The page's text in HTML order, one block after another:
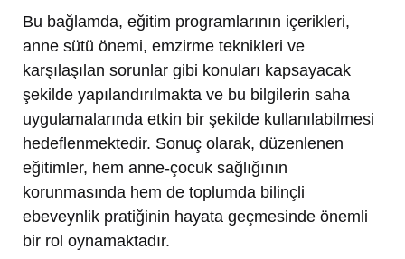
Bu bağlamda, eğitim programlarının içerikleri,
anne sütü önemi, emzirme teknikleri ve
karşılaşılan sorunlar gibi konuları kapsayacak
şekilde yapılandırılmakta ve bu bilgilerin saha
uygulamalarında etkin bir şekilde kullanılabilmesi
hedeflenmektedir. Sonuç olarak, düzenlenen
eğitimler, hem anne-çocuk sağlığının
korunmasında hem de toplumda bilinçli
ebeveynlik pratiğinin hayata geçmesinde önemli
bir rol oynamaktadır.